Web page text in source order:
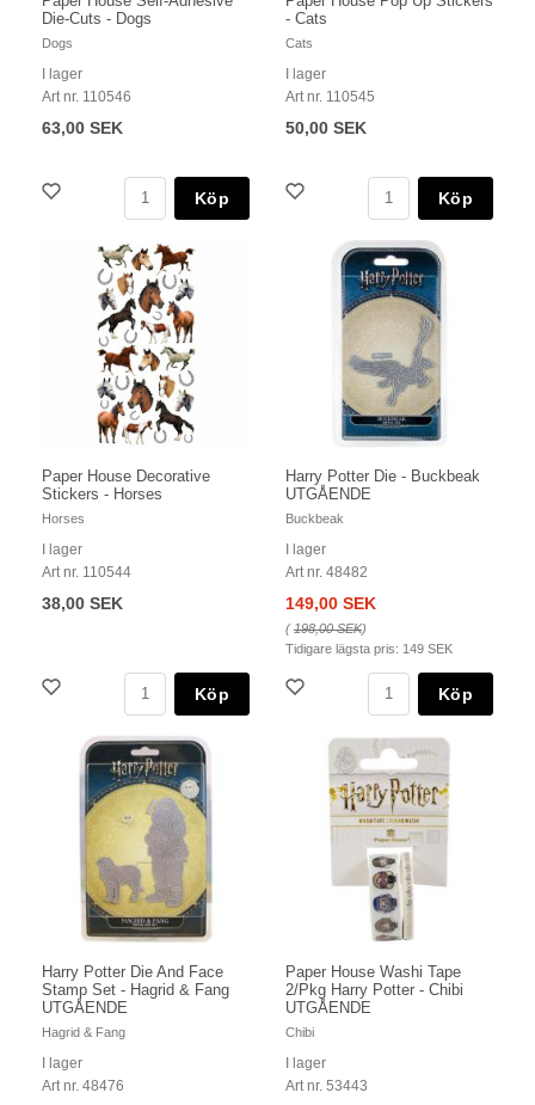
Die-Cuts - Dogs
Dogs
I lager
Art nr. 110546
63,00 SEK
Köp
- Cats
Cats
I lager
Art nr. 110545
50,00 SEK
Köp
Paper House Decorative
Stickers - Horses
Horses
I lager
Art nr. 110544
38,00 SEK
Köp
Harry Potter Die - Buckbeak
UTGÅENDE
Buckbeak
I lager
Art nr. 48482
149,00 SEK
(198,00 SEK)
Tidigare lägsta pris: 149 SEK
Köp
Harry Potter Die And Face
Stamp Set - Hagrid & Fang
UTGÅENDE
Hagrid & Fang
I lager
Art nr. 48476
Paper House Washi Tape
2/Pkg Harry Potter - Chibi
UTGÅENDE
Chibi
I lager
Art nr. 53443